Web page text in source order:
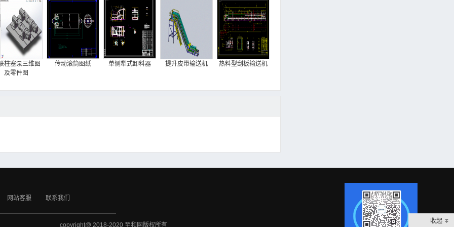
柱塞泵三维图
及零件图
传动滚筒图纸 单侧犁式卸料器 提升皮带输送机 热料型刮板输送机
网站客服 联系我们
copyright@ 2018-2020 至和网版权所有
收起